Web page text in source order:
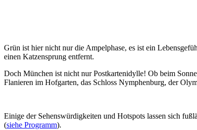
Grün ist hier nicht nur die Ampelphase, es ist ein
einen Katzensprung entfernt.
Doch München ist nicht nur Postkartenidylle! Ob beim
Flanieren im Hofgarten, das Schloss Nymphenburg, der
Einige der Sehenswürdigkeiten und Hotspots lassen sich
(siehe Programm).